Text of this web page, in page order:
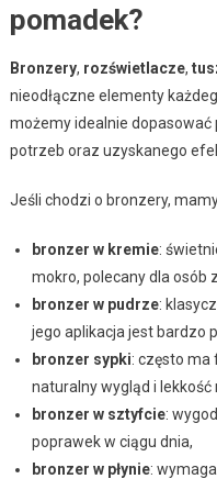
pomadek?
Bronzery, rozświetlacze,
nieodłączne elementy
możemy idealnie
potrzeb oraz uzyskanego
Jeśli chodzi o bronzery,
bronzer w kremie:
mokro, polecany dla osób
bronzer w pudrze:
jego aplikacja jest bardzo
bronzer sypki: często ma
naturalny wygląd i lekkość
bronzer w sztyfcie:
poprawek w ciągu dnia,
bronzer w płynie: